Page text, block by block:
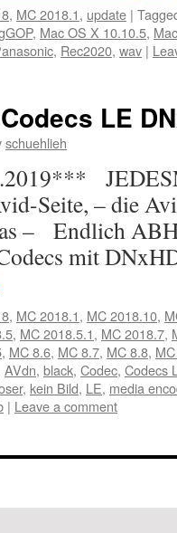
, MC 2018.1, update |
, Mac OS X 10.10.5,
, Rec2020, wav |
LE
schuehlieh
Seite, – die
– Endlich
mit
, MC 2018.1, MC 2018.10,
, MC 2018.5.1, MC 2018.7,
, MC 8.6, MC 8.7, MC 8.8,
AVdn, black, Codec, Codecs
, kein Bild, LE, media
| Leave a comment